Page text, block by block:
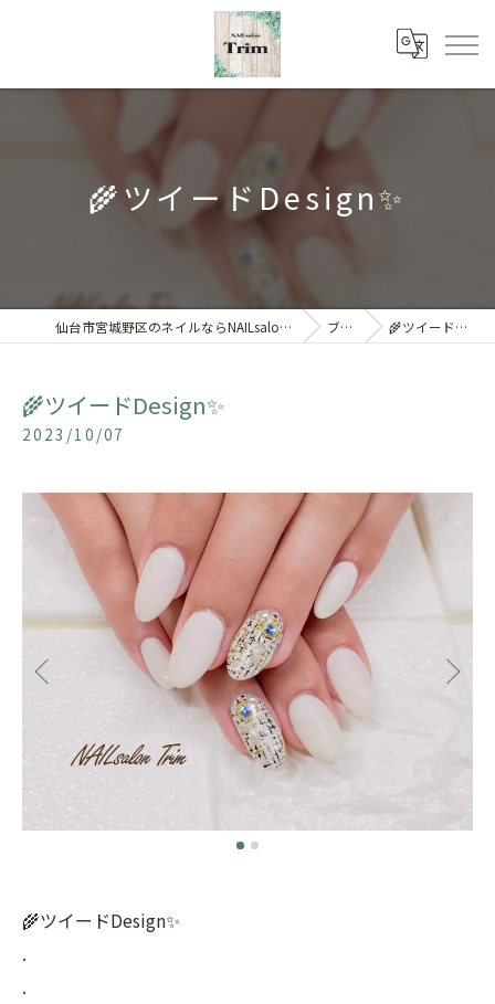
🌾ツイードDesign✨
仙台市宮城野区のネイルならNAILsalon Trim 【トリム】 ブログ 🌾ツイードDesign✨
🌾ツイードDesign✨
2023/10/07
🌾ツイードDesign✨
.
.